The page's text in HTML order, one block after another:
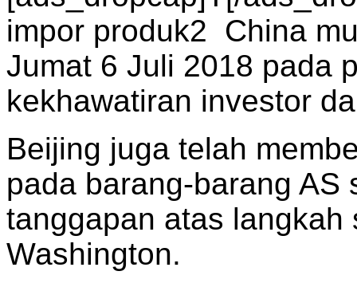
impor produk2 China
Jumat 6 Juli 2018 pada
kekhawatiran investor
Beijing juga telah
pada barang-barang
tanggapan atas
Washington.